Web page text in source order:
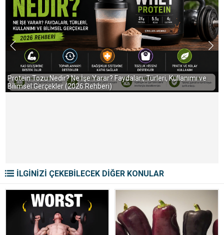
Protein Tozu Nedir? Ne İşe Yarar? Faydaları, Türleri, Kullanımı ve
Bilimsel Gerçekler (2026 Rehberi)
İLGİNİZİ ÇEKEBİLECEK DİĞER KONULAR